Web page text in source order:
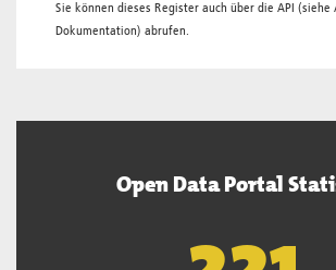
Sie können dieses Register auch über die API (siehe
Dokumentation) abrufen.
Open Data Portal